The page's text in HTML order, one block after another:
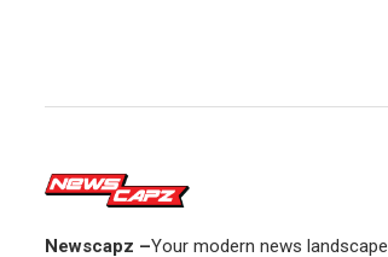
Newscapz –Your modern news landscape.